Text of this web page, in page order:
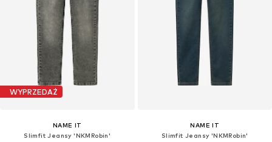
WYPRZEDAŻ
NAME IT
Slimfit Jeansy 'NKMRobin'
NAME IT
Slimfit Jeansy 'NKMRobin'